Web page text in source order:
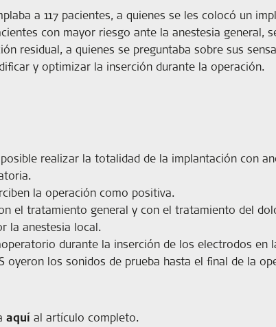
a 117 pacientes, a quienes se les colocó un
con mayor riesgo ante la anestesia general,
residual, a quienes se preguntaba sobre sus
y optimizar la inserción durante la operación.
realizar la totalidad de la implantación con
la operación como positiva.
el tratamiento general y con el tratamiento del
la anestesia local.
durante la inserción de los electrodos
oyeron los sonidos de prueba hasta el final de la
aquí al artículo completo.